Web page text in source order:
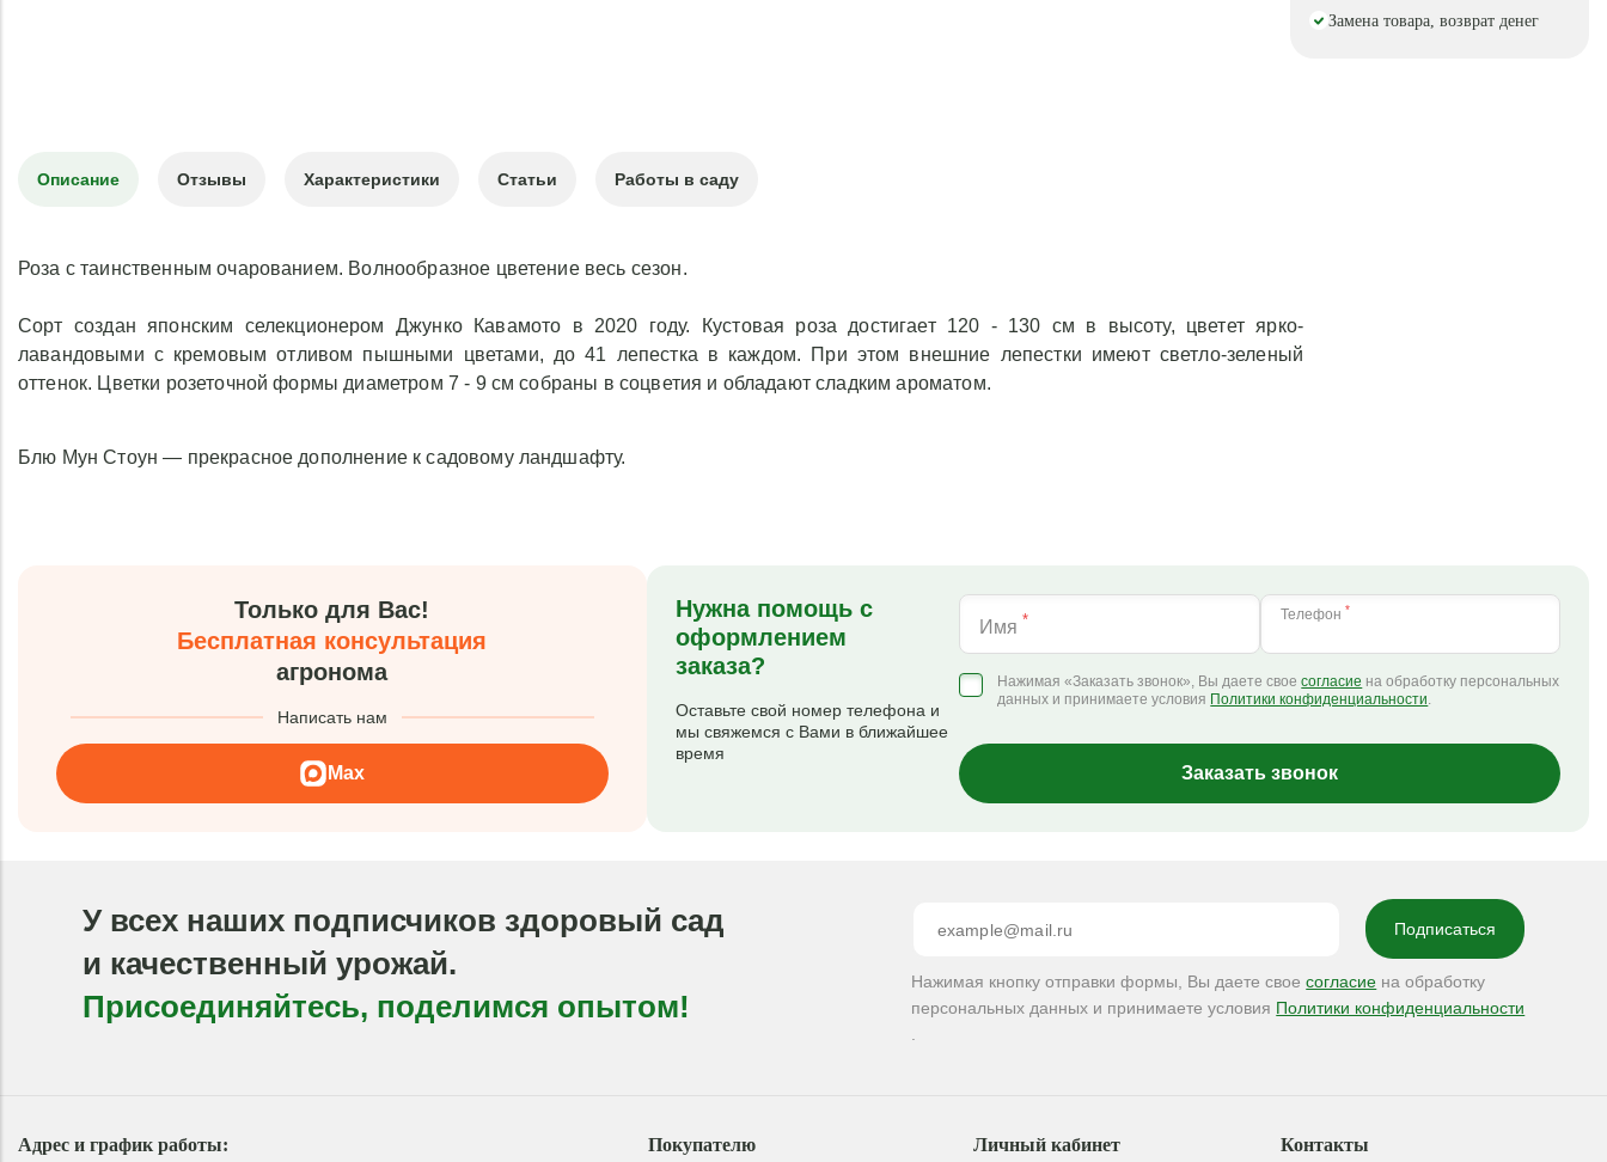
Замена товара, возврат денег
Описание Отзывы Характеристики Статьи Работы в саду
Роза с таинственным очарованием. Волнообразное цветение весь сезон.
Сорт создан японским селекционером Джунко Кавамото в 2020 году. Кустовая роза достигает 120 - 130 см в высоту, цветет ярко-
лавандовыми с кремовым отливом пышными цветами, до 41 лепестка в каждом. При этом внешние лепестки имеют светло-зеленый
оттенок. Цветки розеточной формы диаметром 7 - 9 см собраны в соцветия и обладают сладким ароматом.
Блю Мун Стоун — прекрасное дополнение к садовому ландшафту.
Только для Вас!
Бесплатная консультация
агронома
Написать нам
Max
Нужна помощь с
оформлением
заказа?
Оставьте свой номер телефона и
мы свяжемся с Вами в ближайшее
время
Имя * Телефон *
Нажимая «Заказать звонок», Вы даете своесогласие на обработку персональных
данных и принимаете условия Политики конфиденциальности.
Заказать звонок
У всех наших подписчиков здоровый сад
и качественный урожай.
Присоединяйтесь, поделимся опытом!
Нажимая кнопку отправки формы, Вы даете своесогласие на обработку
персональных данных и принимаете условия Политики конфиденциальности
Адрес и график работы: Покупателю Личный кабинет Контакты